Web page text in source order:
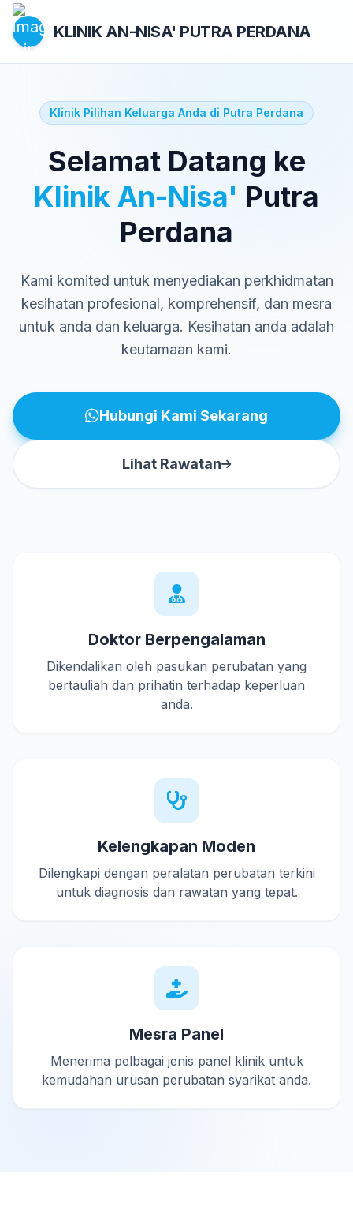
KLINIK AN-NISA' PUTRA PERDANA
Klinik Pilihan Keluarga Anda di Putra Perdana
Selamat Datang ke
Klinik An-Nisa' Putra
Perdana
Kami komited untuk menyediakan perkhidmatan
kesihatan profesional, komprehensif, dan mesra
untuk anda dan keluarga. Kesihatan anda adalah
keutamaan kami.
Hubungi Kami Sekarang
Lihat Rawatan
Doktor Berpengalaman
Dikendalikan oleh pasukan perubatan yang
bertauliah dan prihatin terhadap keperluan
anda.
Kelengkapan Moden
Dilengkapi dengan peralatan perubatan terkini
untuk diagnosis dan rawatan yang tepat.
Mesra Panel
Menerima pelbagai jenis panel klinik untuk
kemudahan urusan perubatan syarikat anda.